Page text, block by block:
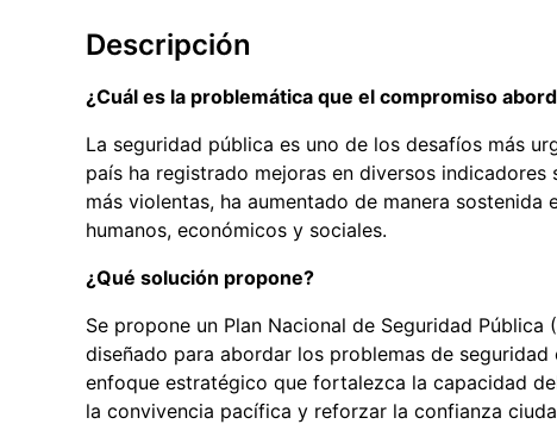
Descripción
¿Cuál es la problemática que el compromiso
La seguridad pública es uno de los desafíos más
país ha registrado mejoras en diversos
más violentas, ha aumentado de manera
humanos, económicos y sociales.
¿Qué solución propone?
Se propone un Plan Nacional de Seguridad
diseñado para abordar los problemas de
enfoque estratégico que fortalezca la capacidad
la convivencia pacífica y reforzar la confianza